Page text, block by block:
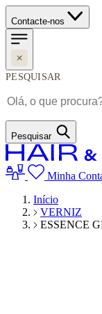
Contacte-nos
PESQUISAR
Pesquisar
Minha
Início
VERNIZ
ESSENCE